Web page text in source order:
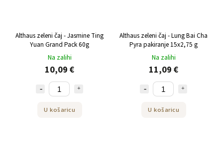
Althaus zeleni čaj - Jasmine Ting
Yuan Grand Pack 60g
Na zalihi
10,09 €
U košaricu
Althaus zeleni čaj - Lung Bai Cha
Pyra pakiranje 15x2,75 g
Na zalihi
11,09 €
U košaricu